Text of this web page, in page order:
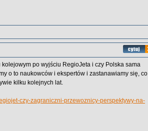
po wyjściu RegioJeta i czy Polska sama
o to naukowców i ekspertów i zastanawiamy się, co
kilku kolejnych lat.
czy-zagraniczni-przewoznicy-perspektywy-na-